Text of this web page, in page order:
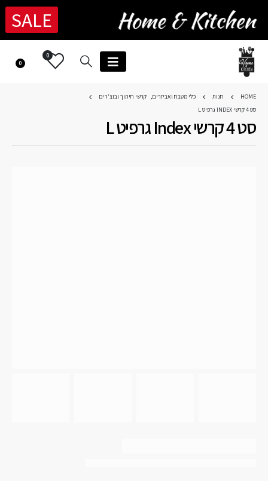
SALE
0
0
HOME חנות כלי מטבח ואביזרים, קרשי חיתוך ובוצ'רים
סט 4 קרשי INDEX גרפיט L
סט 4 קרשי Index גרפיט L